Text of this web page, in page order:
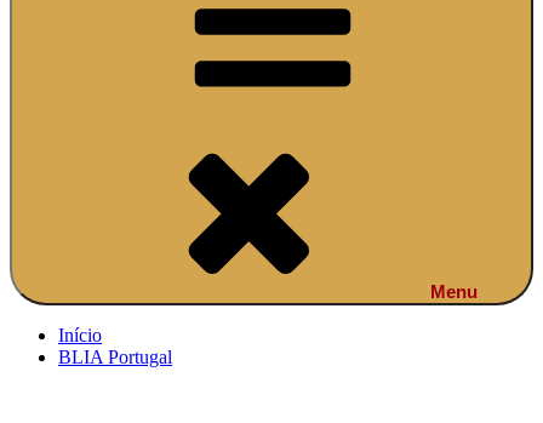
Menu
Início
BLIA Portugal